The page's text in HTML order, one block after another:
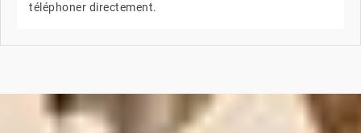
téléphoner directement.